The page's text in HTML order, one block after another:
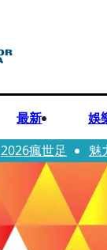
最新 娛
2026瘋世足
魅